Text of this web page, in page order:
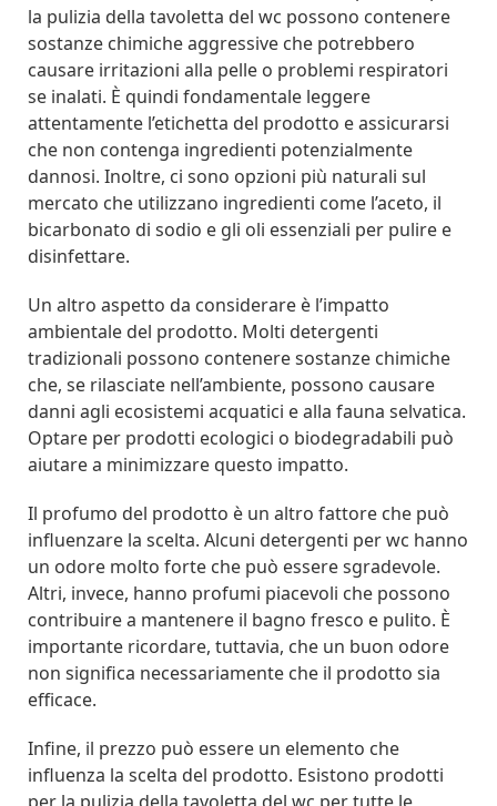
la pulizia della tavoletta del wc possono contenere
sostanze chimiche aggressive che potrebbero
causare irritazioni alla pelle o problemi respiratori
se inalati. È quindi fondamentale leggere
attentamente l’etichetta del prodotto e assicurarsi
che non contenga ingredienti potenzialmente
dannosi. Inoltre, ci sono opzioni più naturali sul
mercato che utilizzano ingredienti come l’aceto, il
bicarbonato di sodio e gli oli essenziali per pulire e
disinfettare.
Un altro aspetto da considerare è l’impatto
ambientale del prodotto. Molti detergenti
tradizionali possono contenere sostanze chimiche
che, se rilasciate nell’ambiente, possono causare
danni agli ecosistemi acquatici e alla fauna selvatica.
Optare per prodotti ecologici o biodegradabili può
aiutare a minimizzare questo impatto.
Il profumo del prodotto è un altro fattore che può
influenzare la scelta. Alcuni detergenti per wc hanno
un odore molto forte che può essere sgradevole.
Altri, invece, hanno profumi piacevoli che possono
contribuire a mantenere il bagno fresco e pulito. È
importante ricordare, tuttavia, che un buon odore
non significa necessariamente che il prodotto sia
efficace.
Infine, il prezzo può essere un elemento che
influenza la scelta del prodotto. Esistono prodotti